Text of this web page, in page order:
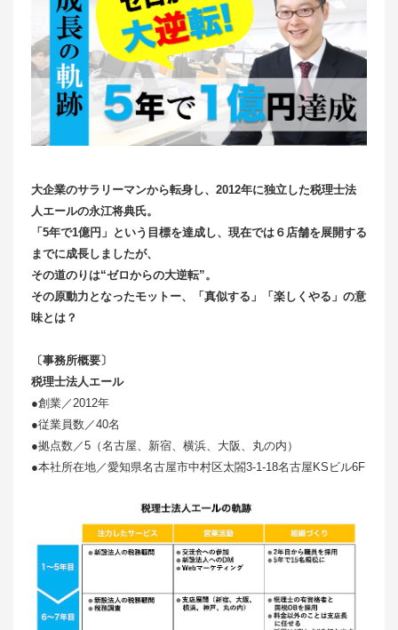
大企業のサラリーマンから転身し、2012年に独立した税理士法
人エールの永江将典氏。
「5年で1億円」という目標を達成し、現在では６店舗を展開する
までに成長しましたが、
その道のりは“ゼロからの大逆転”。
その原動力となったモットー、「真似する」「楽しくやる」の意
味とは？
〔事務所概要〕
税理士法人エール
●創業／2012年
●従業員数／40名
●拠点数／5（名古屋、新宿、横浜、大阪、丸の内）
●本社所在地／愛知県名古屋市中村区太閤3-1-18名古屋KSビル6F